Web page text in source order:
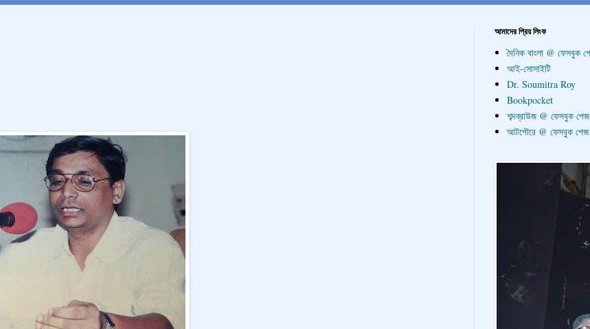
আমাদের প্রিয় লিংক
দৈনিক বাংলা @ ফেসবুক
আই-সোসাইটি
Dr. Soumitra Roy
Bookpocket
শব্দব্রাউজ @ ফেসবুক পেজ
আটপৌরে @ ফেসবুক পেজ